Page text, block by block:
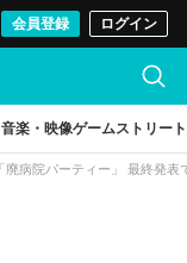
会員登録 ログイン
音楽・映像ゲームストリート
廃病院パーティー」 最終発表